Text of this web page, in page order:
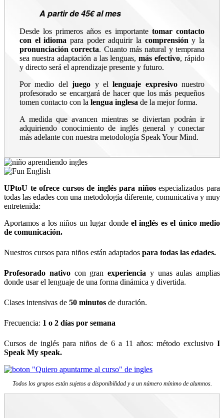
A partir de 45€ al mes
Desde los primeros años es importante tomar contacto
con el idioma para poder adquirir la comprensión y la
pronunciación correcta. Cuanto más natural y temprana
sea nuestra adaptación a las lenguas,más efectivo, rápido
y directo será el aprendizaje presente y futuro.
Por medio deljuego y ellenguaje expresivonuestro
profesorado se encargará de hacer que los más pequeños
tomen contacto con la lengua inglesa de la mejor forma.
A medida que avancen mientras se diviertan podrán ir
adquiriendo conocimiento de inglés general y conectar
más adelante con nuestra metodología Speak Your Mind.
UPtoU te ofrece cursos de inglés para niñosespecializados para
todas las edades con una metodología diferente, comunicativa y muy
entretenida:
Aportamos a los niños un lugar dondeel inglés es el único medio
de comunicación.
Nuestros cursos para niños están adaptados para todas las edades.
Profesorado nativocon gran experiencia y unas aulas amplias
donde usar el lenguaje de una forma dinámica y divertida.
Clases intensivas de 50 minutos de duración.
Frecuencia: 1 o 2 días por semana
Cursos de inglés para niños de 6 a 11 años: método exclusivo I
Speak My speak.
Todos los grupos están sujetos a disponibilidad y a un número mínimo de alumnos.